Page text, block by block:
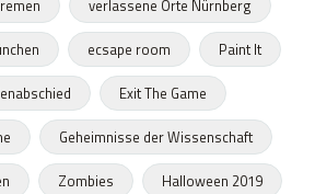
verlassene Orte Nürnberg
ecsape room
Paint It
Exit The Game
Geheimnisse der Wissenschaft
Zombies
Halloween 2019